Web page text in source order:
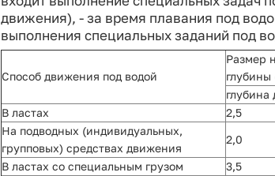
движения), - за время плавания под
выполнения специальных заданий под
Способ движения под водой
Размер
глубины
глубина
В ластах
2,5
На подводных (индивидуальных,
групповых) средствах движения
2,0
В ластах со специальным грузом
3,5